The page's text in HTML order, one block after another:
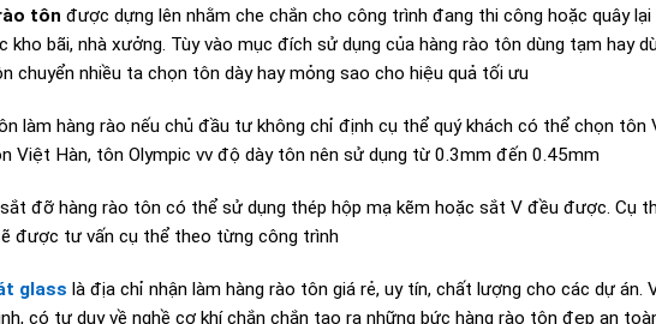
tôn được dựng lên nhằm che chắn cho công trình đang thi công hoặc quây
kho bãi, nhà xưởng. Tùy vào mục đích sử dụng của hàng rào tôn dùng tạm hay
chuyển nhiều ta chọn tôn dày hay mỏng sao cho hiệu quả tối ưu
làm hàng rào nếu chủ đầu tư không chỉ định cụ thể quý khách có thể chọn
Việt Hàn, tôn Olympic vv độ dày tôn nên sử dụng từ 0.3mm đến 0.45mm
đỡ hàng rào tôn có thể sử dụng thép hộp mạ kẽm hoặc sắt V đều được. Cụ
được tư vấn cụ thể theo từng công trình
glass là địa chỉ nhận làm hàng rào tôn giá rẻ, uy tín, chất lượng cho các dự án.
có tư duy về nghề cơ khí chắn chắn tạo ra những bức hàng rào tôn đẹp an